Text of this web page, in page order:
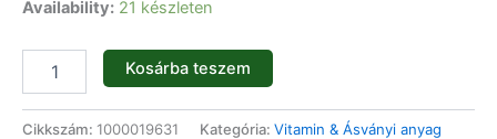
Availability: 21 készleten
mennyiség
Kosárba teszem
Cikkszám: 1000019631 Kategória: Vitamin & Ásványi anyag